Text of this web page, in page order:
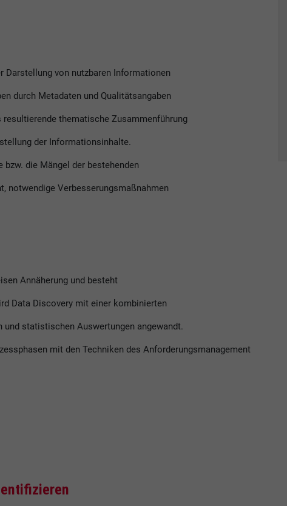
Darstellung von nutzbaren Informationen
durch Metadaten und Qualitätsangaben
thematische Zusammenführung
der Informationsinhalte.
die Mängel der bestehenden
notwendige Verbesserungsmaßnahmen
Annäherung und besteht
Data Discovery mit einer kombinierten
statistischen Auswertungen angewandt.
mit den Techniken des Anforderungsmanagement